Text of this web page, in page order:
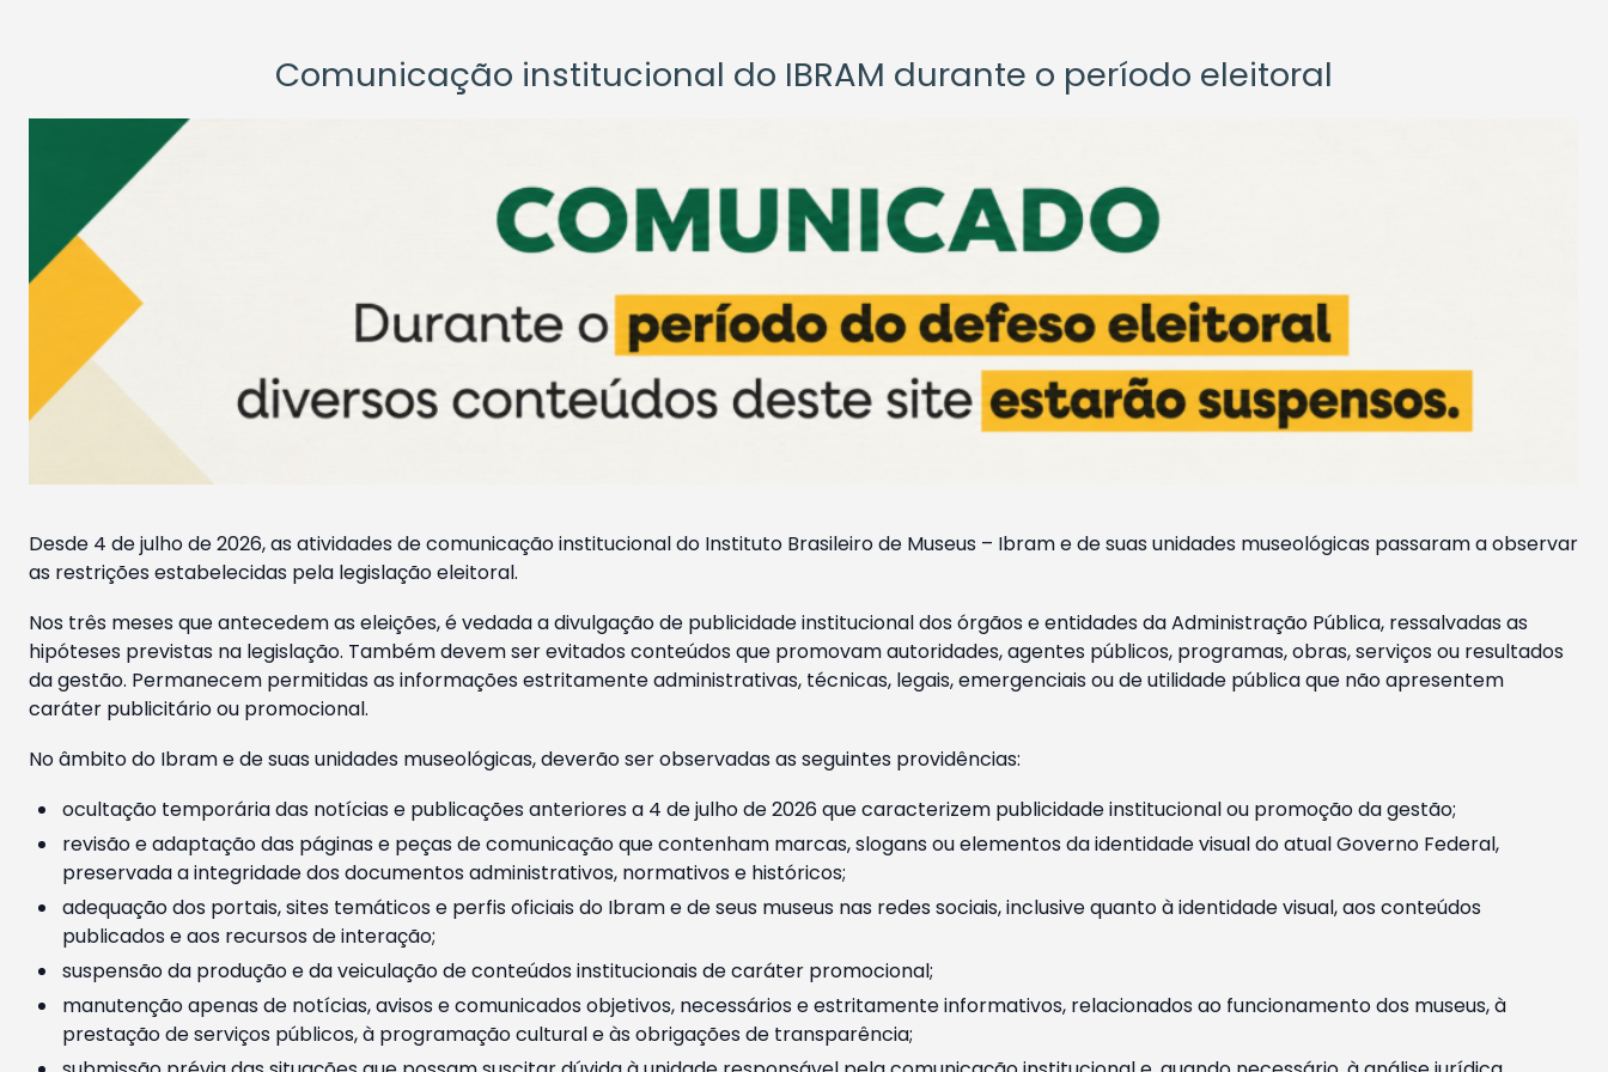
Comunicação institucional do IBRAM durante o período eleitoral
Desde 4 de julho de 2026, as atividades de comunicação institucional do Instituto Brasileiro de Museus – Ibram e de suas unidades museológicas passaram a observar
as restrições estabelecidas pela legislação eleitoral.
Nos três meses que antecedem as eleições, é vedada a divulgação de publicidade institucional dos órgãos e entidades da Administração Pública, ressalvadas as
hipóteses previstas na legislação. Também devem ser evitados conteúdos que promovam autoridades, agentes públicos, programas, obras, serviços ou resultados
da gestão. Permanecem permitidas as informações estritamente administrativas, técnicas, legais, emergenciais ou de utilidade pública que não apresentem
caráter publicitário ou promocional.
No âmbito do Ibram e de suas unidades museológicas, deverão ser observadas as seguintes providências:
ocultação temporária das notícias e publicações anteriores a 4 de julho de 2026 que caracterizem publicidade institucional ou promoção da gestão;
revisão e adaptação das páginas e peças de comunicação que contenham marcas, slogans ou elementos da identidade visual do atual Governo Federal,
preservada a integridade dos documentos administrativos, normativos e históricos;
adequação dos portais, sites temáticos e perfis oficiais do Ibram e de seus museus nas redes sociais, inclusive quanto à identidade visual, aos conteúdos
publicados e aos recursos de interação;
suspensão da produção e da veiculação de conteúdos institucionais de caráter promocional;
manutenção apenas de notícias, avisos e comunicados objetivos, necessários e estritamente informativos, relacionados ao funcionamento dos museus, à
prestação de serviços públicos, à programação cultural e às obrigações de transparência;